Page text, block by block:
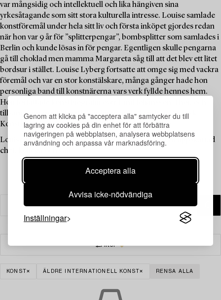
Genom att klicka på "acceptera alla" samtycker du till
lagring av cookies på din enhet för att förbättra
navigeringen på webbplatsen, analysera webbplatsens
användning och anpassa vår marknadsföring.
Acceptera alla
Avvisa icke-nödvändiga
Inställningar
var mångsidig och intellektuell och lika hängiven sina
yrkesåtagande som sitt stora kulturella intresse. Louise samlade
konstföremål under hela sitt liv och första inköpet gjordes redan
när hon var 9 år för ”splitterpengar”, bombsplitter som samlades i
Berlin och kunde lösas in för pengar. Egentligen skulle pengarna
gå till choklad men mamma Margareta såg till att det blev ett litet
bordsur i stället. Louise Lyberg fortsatte att omge sig med vackra
föremål och var en stor konstälskare, många gånger hade hon
personliga band till konstnärerna vars verk fyllde hennes hem.
Hon författade konstbiografin över Emil Johansson-Thor, och
tillsammans med Mereth Lindgren m.fl. skrev hon ”Svensk
Konsthistoria” som kom ut på Signums förlag 1986.
Louise Lyberg har betytt mycket för Bukowskis som uppskattad
chef, kollega och vän.
Filter
KONST ÄLDRE INTERNATIONELL KONST RENSA ALLA